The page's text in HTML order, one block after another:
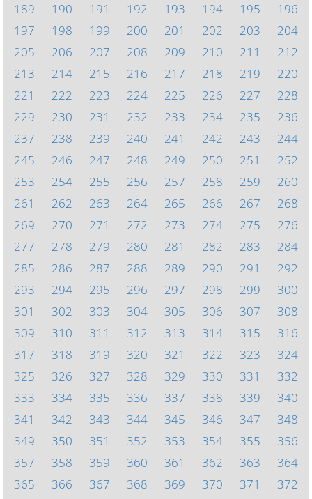
189
190 191 192 193 194 195
196
197
198 199 200 201 202 203
204
205
206 207 208 209 210 211
212
213
214 215 216 217 218 219
220
221
222 223 224 225 226 227
228
229
230 231 232 233 234 235
236
237
238 239 240 241 242 243
244
245
246 247 248 249 250 251
252
253
254 255 256 257 258 259
260
261
262 263 264 265 266 267
268
269
270 271 272 273 274 275
276
277
278 279 280 281 282 283
284
285
286 287 288 289 290 291
292
293
294 295 296 297 298 299
300
301
302 303 304 305 306 307
308
309
310 311 312 313 314 315
316
317
318 319 320 321 322 323
324
325
326 327 328 329 330 331
332
333
334 335 336 337 338 339
340
341
342 343 344 345 346 347
348
349
350 351 352 353 354 355
356
357
358 359 360 361 362 363
364
365
366 367 368 369 370 371
372